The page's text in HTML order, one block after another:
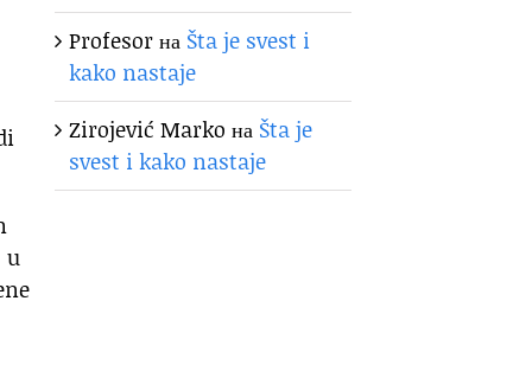
u
Profesorна Šta je svest i
kako nastaje
Zirojević Marko на Šta je
svest i kako nastaje